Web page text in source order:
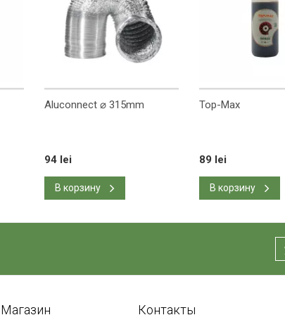
Aluconnect ⌀ 315mm
94 lei
В корзину
Top-Max
89 lei
В корзину
Магазин Контакты